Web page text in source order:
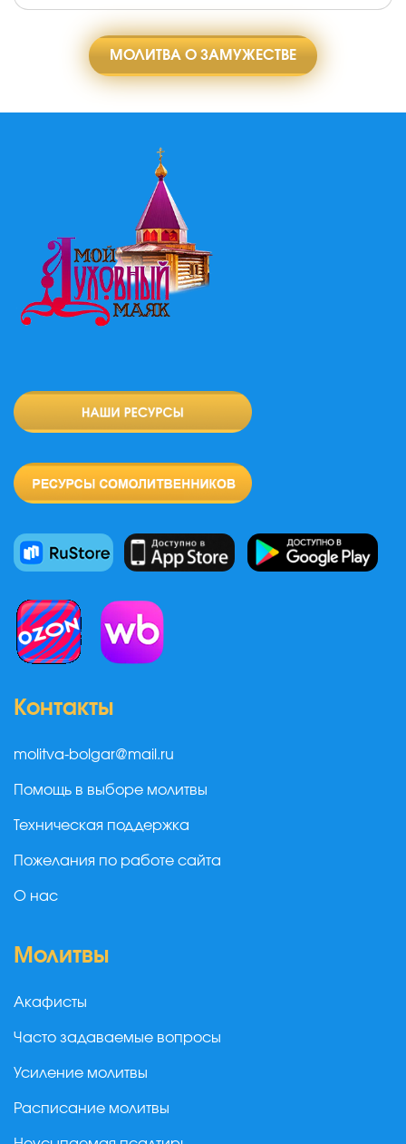
МОЛИТВА О ЗАМУЖЕСТВЕ
Контакты
molitva-bolgar@mail.ru
Помощь в выборе молитвы
Техническая поддержка
Пожелания по работе сайта
О нас
Молитвы
Акафисты
Часто задаваемые вопросы
Усиление молитвы
Расписание молитвы